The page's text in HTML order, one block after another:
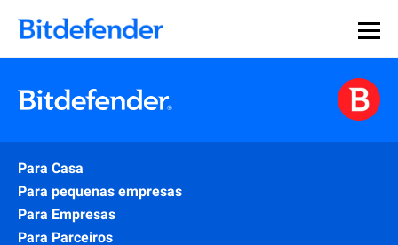
Para Casa
Para pequenas empresas
Para Empresas
Para Parceiros